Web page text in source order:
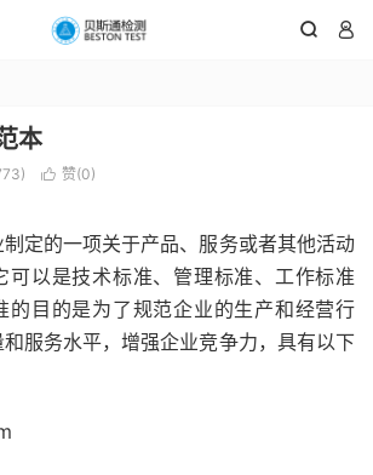
 
本
 赞(0)
定的一项关于产品、服务或者其他活动
可以是技术标准、管理标准、工作标准
的目的是为了规范企业的生产和经营行
服务水平，增强企业竞争力，具有以下